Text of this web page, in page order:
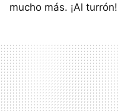
mucho más. ¡Al turrón!